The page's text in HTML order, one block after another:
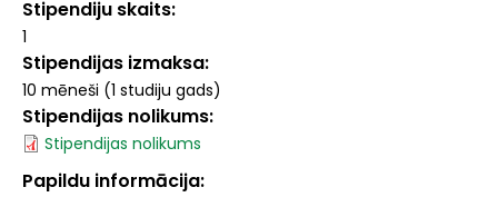
Stipendiju skaits
1
Stipendijas izmaksa
10 mēneši (1 studiju gads)
Stipendijas nolikums
Stipendijas nolikums
Papildu informācija